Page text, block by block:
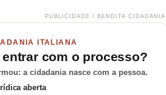
PUBLICIDADE / BENDITA CIDADANIA
ITALIANA
com o processo?
a cidadania nasce com a pessoa.
aberta